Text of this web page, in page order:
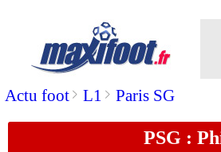
Actu foot> L1 > Paris SG
PSG :
VIDEO : Okereke,
11/09 Atletico: